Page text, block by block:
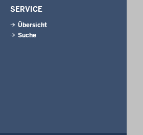
SERVICE
Übersicht
Suche